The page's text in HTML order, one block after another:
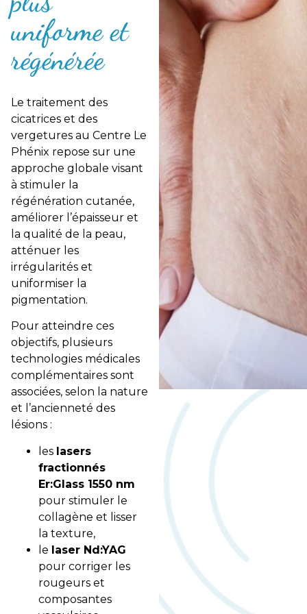
uniforme et
régénérée
Le traitement des
cicatrices et des
vergetures au Centre Le
Phénix repose sur une
approche globale visant
à stimuler la
régénération cutanée,
améliorer l’épaisseur et
la qualité de la peau,
atténuer les
irrégularités et
uniformiser la
pigmentation.
Pour atteindre ces
objectifs, plusieurs
technologies médicales
complémentaires sont
associées, selon la nature
et l’ancienneté des
lésions :
les lasers
fractionnés
Er:Glass 1550 nm
pour stimuler le
collagène et lisser
la texture,
le laser Nd:YAG
pour corriger les
rougeurs et
composantes